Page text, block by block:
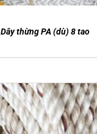
Dây thừng PA (dù) 8 tao